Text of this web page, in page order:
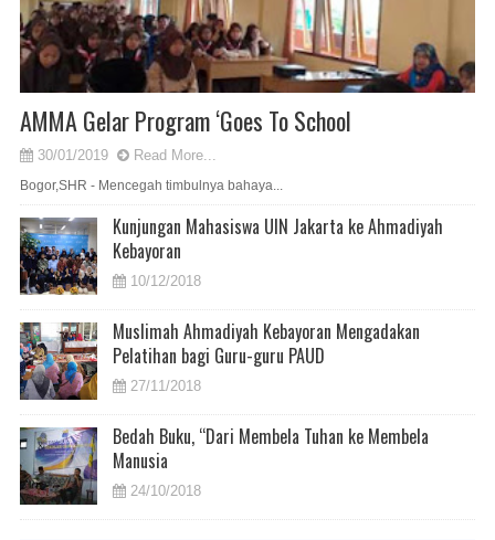
AMMA Gelar Program ‘Goes To School
30/01/2019 Read More...
Bogor,SHR - Mencegah timbulnya bahaya...
Kunjungan Mahasiswa UIN Jakarta ke Ahmadiyah
Kebayoran
10/12/2018
Muslimah Ahmadiyah Kebayoran Mengadakan
Pelatihan bagi Guru-guru PAUD
27/11/2018
Bedah Buku, “Dari Membela Tuhan ke Membela
Manusia
24/10/2018